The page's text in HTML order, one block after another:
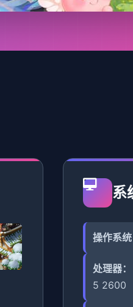
系
操作系统
处理器：
5 2600